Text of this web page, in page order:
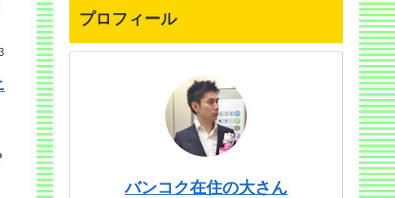
プロフィール
バンコク在住の大さん